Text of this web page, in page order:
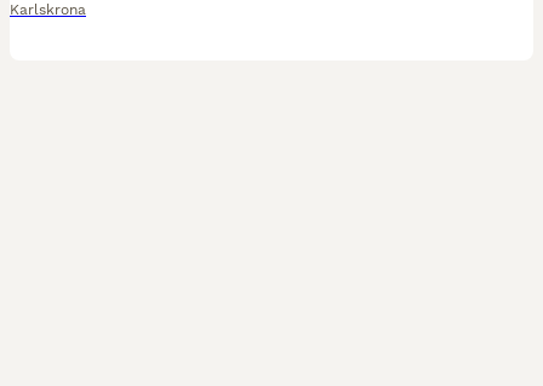
Karlskrona